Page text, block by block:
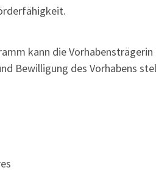
kann die
Bewilligung des Vorhabens